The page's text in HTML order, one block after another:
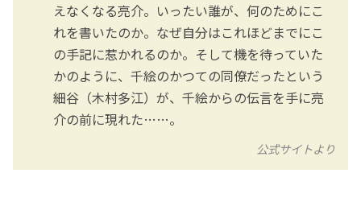
えなくなる亮介。いったい誰が、何のためにこ
れを書いたのか。なぜ自分はこれほどまでにこ
の手記に惹かれるのか。そして機を待っていた
かのように、千絵のかつての同僚だったという
細谷（木村多江）が、千絵からの伝言を手に亮
介の前に現れた……。
公式サイトより